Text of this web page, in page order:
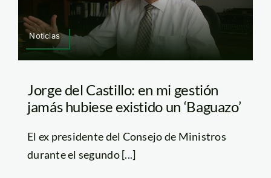
Noticias
Jorge del Castillo: en mi gestión
jamás hubiese existido un ‘Baguazo’
El ex presidente del Consejo de Ministros
durante el segundo [...]